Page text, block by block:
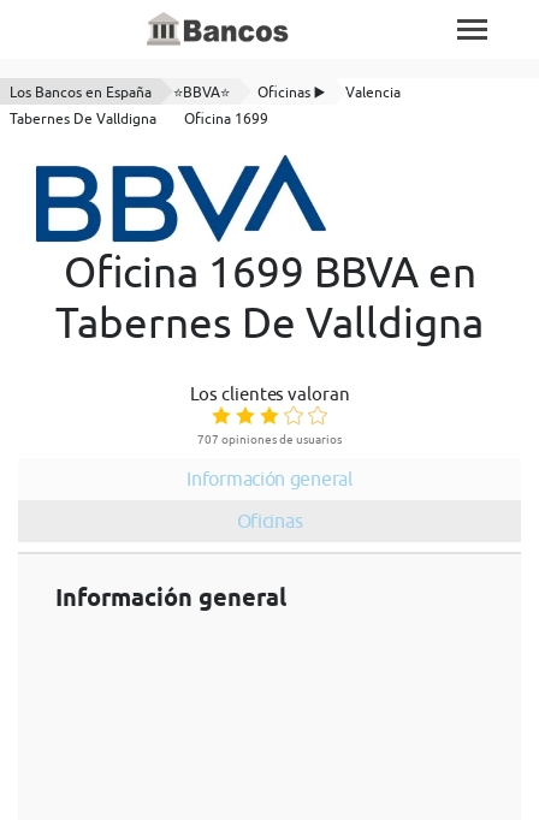
Los Bancos en España ⭐BBVA⭐ Oficinas ▶️
Valencia
Tabernes De Valldigna
Oficina 1699
Oficina 1699 BBVA en
Tabernes De Valldigna
Los clientes valoran
707 opiniones de usuarios
Información general
Oficinas
Información general